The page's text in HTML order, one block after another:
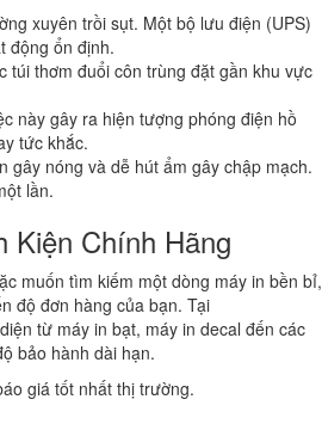
xuyên trồi sụt. Một bộ lưu điện (UPS)
động ổn định.
túi thơm đuổi côn trùng đặt gần khu vực
này gây ra hiện tượng phóng điện hồ
tức khắc.
gây nóng và dễ hút ẩm gây chập mạch.
lần.
Kiện Chính Hãng
muốn tìm kiếm một dòng máy in bền bỉ,
độ đơn hàng của bạn. Tại
từ máy in bạt, máy in decal đến các
bảo hành dài hạn.
giá tốt nhất thị trường.